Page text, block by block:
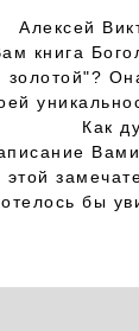
Алексей
книга
золотой"?
Как
этой
бы